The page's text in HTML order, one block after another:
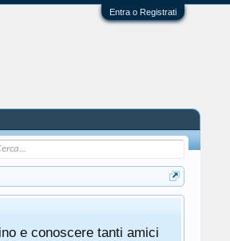
Entra o Registrati
e conoscere tanti amici